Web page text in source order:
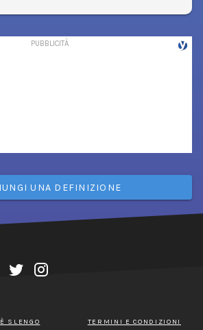
UNA DEFINIZIONE
SLENGO TERMINI E CONDIZIONI